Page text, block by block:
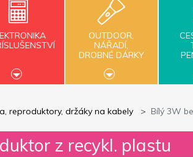
OUTDOOR,
NÁŘADÍ,
DROBNÉ DÁRKY
reproduktory, držáky na kabely Bílý 3W
z recykl. plastu